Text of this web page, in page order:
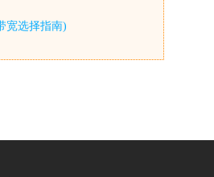
宽选择指南)